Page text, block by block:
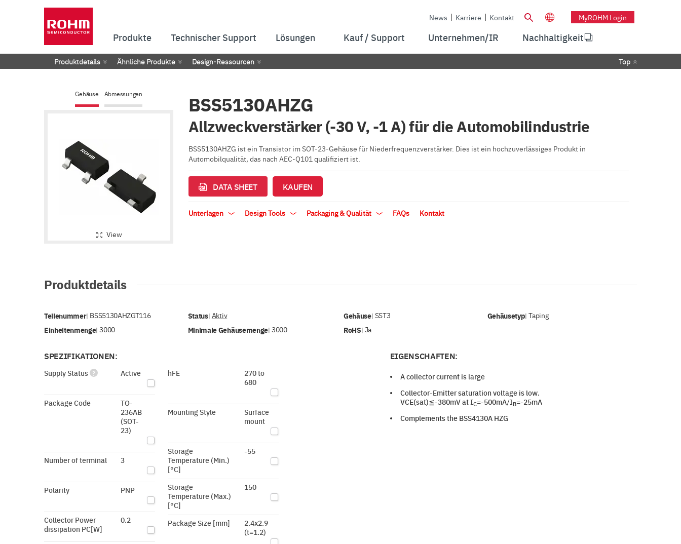
News Karriere Kontakt MyROHM Login
Produkte Technischer Support Lösungen Kauf / Support Unternehmen/IR Nachhaltigkeit
Produktdetails Ähnliche Produkte Design-Ressourcen Top
Gehäuse Abmessungen
View
BSS5130AHZG
Allzweckverstärker (-30 V, -1 A) für die Automobilindustrie
BSS5130AHZG ist ein Transistor im SOT-23-Gehäuse für Niederfrequenzverstärker. Dies ist ein hochzuverlässiges Produkt in
Automobilqualität, das nach AEC-Q101 qualifiziert ist.
DATA SHEET KAUFEN
Unterlagen Design Tools Packaging & Qualität FAQs Kontakt
Produktdetails
Teilenummer| BSS5130AHZGT116 Status| Aktiv Gehäuse| SST3 Gehäusetyp|Taping
Einheitenmenge|3000 Minimale Gehäusemenge| 3000 RoHS| Ja
SPEZIFIKATIONEN:
Supply Status ? Active
Package Code
TO-
236AB
(SOT-
23)
Number of terminal 3
Polarity PNP
Collector Power
dissipation PC[W]
0.2
hFE
270 to
680
Mounting Style
Surface
mount
Storage
Temperature (Min.)
[°C]
-55
Storage
Temperature (Max.)
[°C]
150
Package Size [mm]
2.4x2.9
(t=1.2)
EIGENSCHAFTEN:
A collector current is large
Collector-Emitter saturation voltage is low.
VCE(sat)≦-380mV at IC=-500mA/IB=-25mA
Complements the BSS4130A HZG